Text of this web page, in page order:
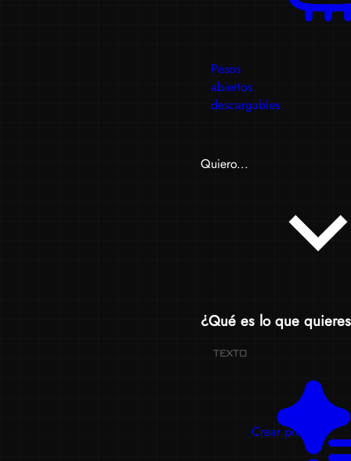
Pesos
abiertos
descargables
Quiero...
¿Qué es lo que
TEXTO
Crear prompts